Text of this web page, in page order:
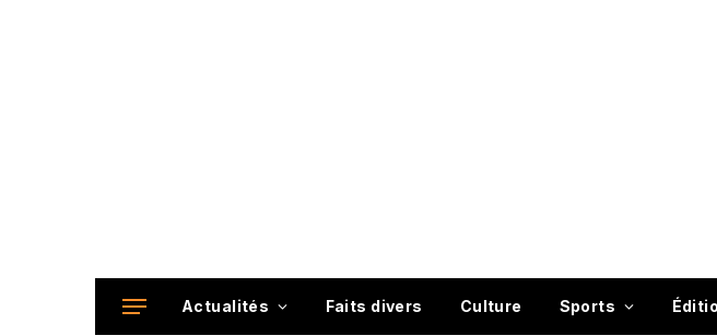
Actualités Faits divers Culture Sports